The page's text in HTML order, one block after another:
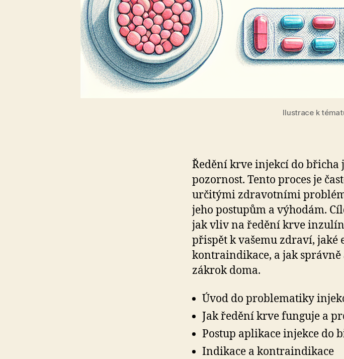
Ilustrace k
Ředění krve injekcí do břicha
pozornost. Tento proces je
určitými zdravotními
jeho postupům a výhodám.
jak vliv na ředění krve
přispět k vašemu zdraví, jaké
kontraindikace, a jak
zákrok doma.
Úvod do problematiky
Jak ředění krve funguje a
Postup aplikace injekce do
Indikace a kontraindikace